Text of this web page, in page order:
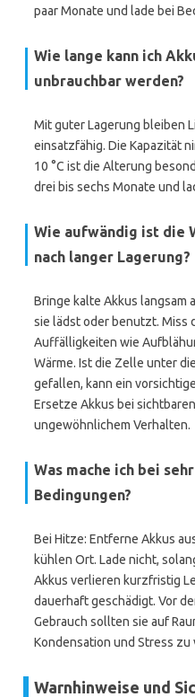
paar Monate und lade bei
Wie lange kann ich
unbrauchbar werden?
Mit guter Lagerung bleiben
einsatzfähig. Die Kapazität
10 °C ist die Alterung
drei bis sechs Monate und
Wie aufwändig ist die
nach langer Lagerung?
Bringe kalte Akkus langsam
sie lädst oder benutzt. Miss
Auffälligkeiten wie
Wärme. Ist die Zelle unter
gefallen, kann ein
Ersetze Akkus bei
ungewöhnlichem Verhalten.
Was mache ich bei
Bedingungen?
Bei Hitze: Entferne Akkus
kühlen Ort. Lade nicht,
Akkus verlieren kurzfristig
dauerhaft geschädigt. Vor
Gebrauch sollten sie auf
Kondensation und Stress zu
Warnhinweise und